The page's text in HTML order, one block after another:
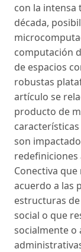
con la
década,
computación
de espacios
robustas
artículo se
producto de
son
redefiniciones
Conectiva
acuerdo a las
estructuras
social o que
socialmente o